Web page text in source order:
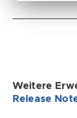
Weitere
Release